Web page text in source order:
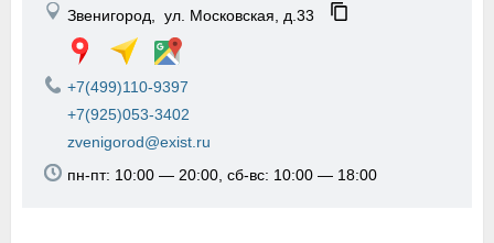
Звенигород, ул. Московская, д.33
+7(499)110-9397
+7(925)053-3402
zvenigorod@exist.ru
пн-пт: 10:00 — 20:00, сб-вс: 10:00 — 18:00